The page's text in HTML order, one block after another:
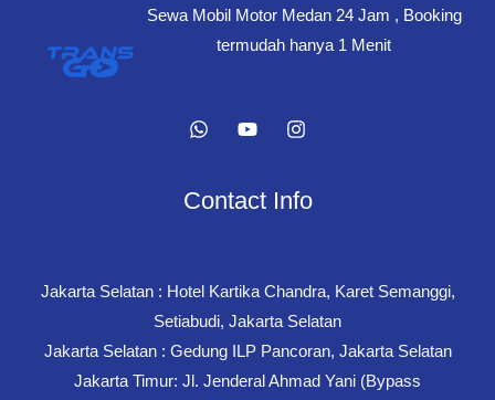
Sewa Mobil Motor Medan 24 Jam , Booking
termudah hanya 1 Menit
Contact Info
Jakarta Selatan : Hotel Kartika Chandra, Karet Semanggi,
Setiabudi, Jakarta Selatan
Jakarta Selatan : Gedung ILP Pancoran, Jakarta Selatan
Jakarta Timur: Jl. Jenderal Ahmad Yani (Bypass